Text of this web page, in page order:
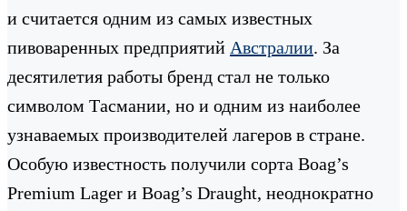
и считается одним из самых известных
пивоваренных предприятий Австралии. За
десятилетия работы бренд стал не только
символом Тасмании, но и одним из наиболее
узнаваемых производителей лагеров в стране.
Особую известность получили сорта Boag’s
Premium Lager и Boag’s Draught, неоднократно